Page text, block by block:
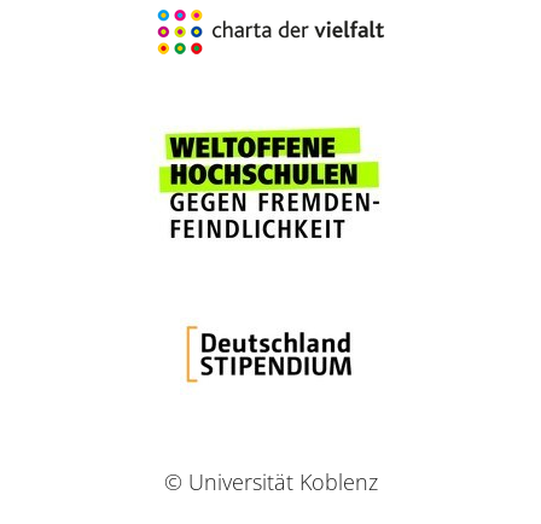
© Universität Koblenz